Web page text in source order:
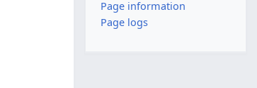
Page information
Page logs